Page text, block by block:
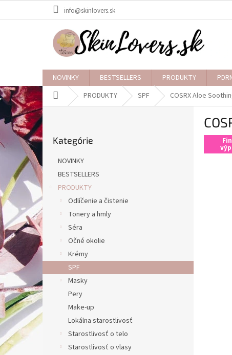
info@skinlovers.sk
NOVINKY BESTSELLERS PRODUKTY
DomovPRODUKTY SPF COSRX Aloe
B
o
č
n
p
n
e
l
kategórie
Kategórie
NOVINKY
BESTSELLERS
PRODUKTY
Odlíčenie a čistenie
Tonery a hmly
Séra
Očné okolie
Krémy
SPF
Masky
Pery
Make-up
Lokálna starostlivosť
Starostlivosť o telo
Starostlivosť o vlasy